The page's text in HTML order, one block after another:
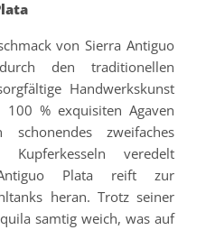
von Sierra Antiguo
den traditionellen
Handwerkskunst
% exquisiten Agaven
zweifaches
Kupferkesseln veredelt
Plata reift zur
heran. Trotz seiner
samtig weich, was auf